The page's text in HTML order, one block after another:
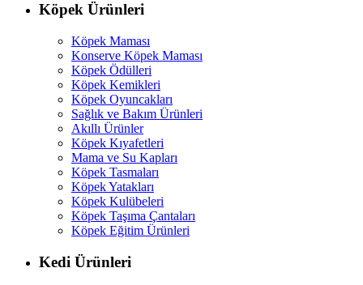
Köpek Ürünleri
Köpek Maması
Konserve Köpek Maması
Köpek Ödülleri
Köpek Kemikleri
Köpek Oyuncakları
Sağlık ve Bakım Ürünleri
Akıllı Ürünler
Köpek Kıyafetleri
Mama ve Su Kapları
Köpek Tasmaları
Köpek Yatakları
Köpek Kulübeleri
Köpek Taşıma Çantaları
Köpek Eğitim Ürünleri
Kedi Ürünleri